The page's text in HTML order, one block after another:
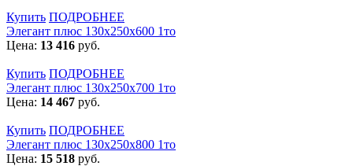
Купить ПОДРОБНЕЕ
Элегант плюс 130x250x600 1то
Цена: 13 416 руб.
Купить ПОДРОБНЕЕ
Элегант плюс 130x250x700 1то
Цена: 14 467 руб.
Купить ПОДРОБНЕЕ
Элегант плюс 130x250x800 1то
Цена: 15 518 руб.